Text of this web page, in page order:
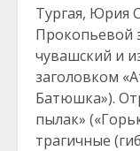
Тургая, Юрия
Прокопьевой
чувашский и
заголовком
Батюшка»).
пылак»
трагичные